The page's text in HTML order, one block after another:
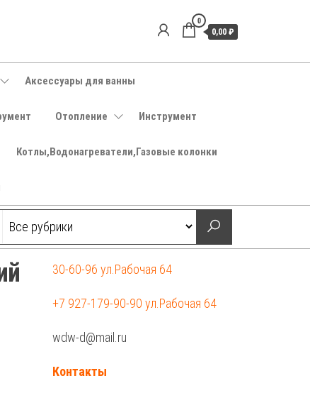
0
0,00 ₽
Аксессуары для ванны
Отопление Инструмент
Котлы,Водонагреватели,Газовые колонки
30-60-96 ул.Рабочая 64
+7 927-179-90-90 ул.Рабочая 64
wdw-d@mail.ru
Контакты